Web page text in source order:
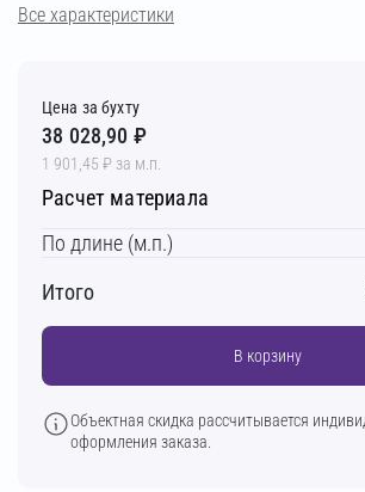
Все характеристики
Цена за бухту
38 028,90 ₽
1 901,45 ₽ за м.п.
Расчет материала
По длине (м.п.)
Итого
В корзину
Объектная скидка рассчитывается
оформления заказа.